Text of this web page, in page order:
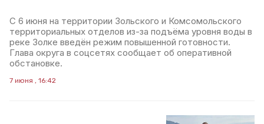
С 6 июня на территории Зольского и Комсомольского
территориальных отделов из-за подъёма уровня воды в
реке Золке введён режим повышенной готовности.
Глава округа в соцсетях сообщает об оперативной
обстановке.
7 июня , 16:42